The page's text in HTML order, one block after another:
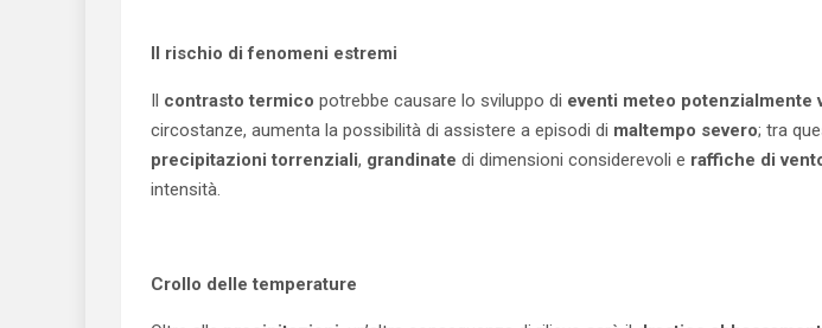
Il rischio di fenomeni estremi
Il contrasto termico potrebbe causare lo sviluppo di eventi meteo potenzialmente
circostanze, aumenta la possibilità di assistere a episodi di maltempo severo; tra
precipitazioni torrenziali, grandinate di dimensioni considerevoli e raffiche di
intensità.
Crollo delle temperature